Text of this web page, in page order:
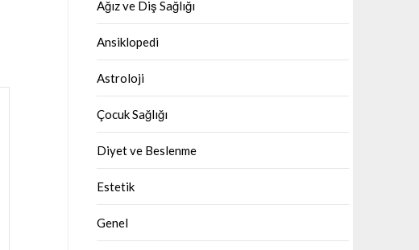
Ağız ve Diş Sağlığı
Ansiklopedi
Astroloji
Çocuk Sağlığı
Diyet ve Beslenme
Estetik
Genel